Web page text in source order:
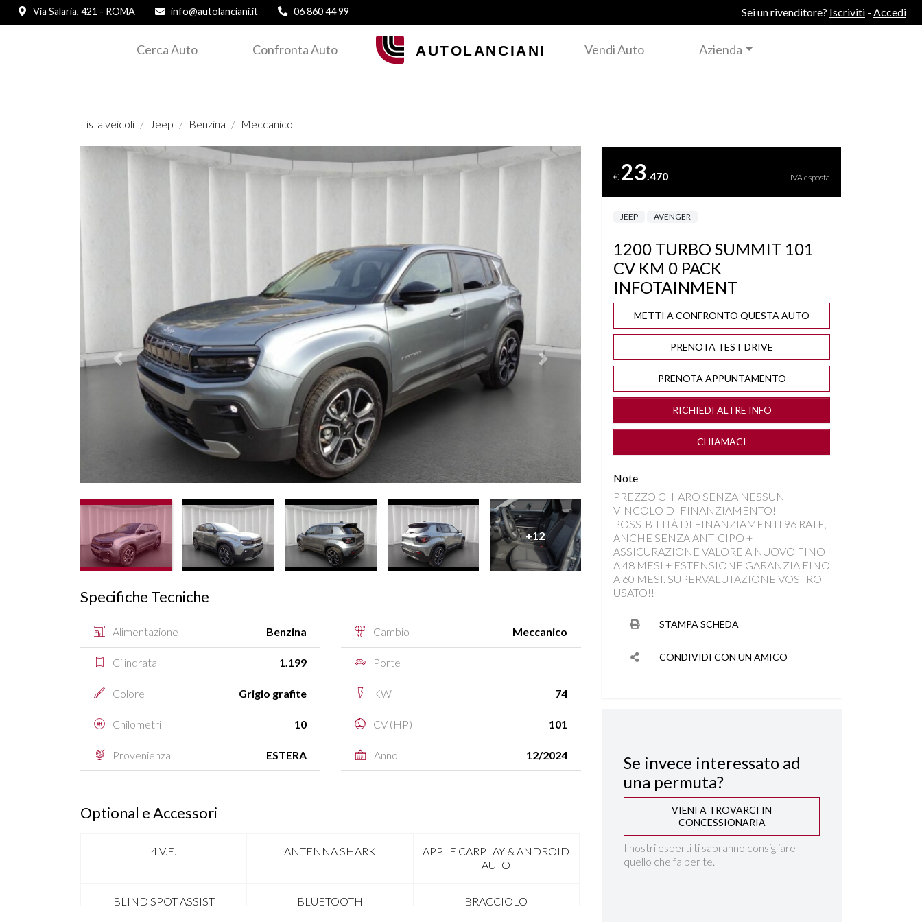
Via Salaria, 421 - ROMA info@autolanciani.it 06 860 44 99 Sei un rivenditore? Iscriviti - Accedi
Cerca Auto Confronta Auto Vendi Auto Azienda
Lista veicoli Jeep Benzina Meccanico
Prededente Successivo
+12
Specifiche Tecniche
Alimentazione Benzina
Cilindrata 1.199
Colore Grigio grafite
Chilometri 10
Provenienza ESTERA
Cambio Meccanico
Porte
KW 74
CV (HP) 101
Anno 12/2024
Optional e Accessori
4 V.E. ANTENNA SHARK
APPLE CARPLAY & ANDROID
AUTO
BLIND SPOT ASSIST BLUETOOTH BRACCIOLO
€ 23.470 IVA esposta
JEEP AVENGER
1200 TURBO SUMMIT 101
CV KM 0 PACK
INFOTAINMENT
METTI A CONFRONTO QUESTA AUTO
PRENOTA TEST DRIVE
PRENOTA APPUNTAMENTO
RICHIEDI ALTRE INFO
CHIAMACI
Note
PREZZO CHIARO SENZA NESSUN
VINCOLO DI FINANZIAMENTO!
POSSIBILITÀ DI FINANZIAMENTI 96 RATE,
ANCHE SENZA ANTICIPO +
ASSICURAZIONE VALORE A NUOVO FINO
A 48 MESI + ESTENSIONE GARANZIA FINO
A 60 MESI. SUPERVALUTAZIONE VOSTRO
USATO!!
STAMPA SCHEDA
CONDIVIDI CON UN AMICO
Se invece interessato ad
una permuta?
VIENI A TROVARCI IN
CONCESSIONARIA
I nostri esperti ti sapranno consigliare
quello che fa per te.